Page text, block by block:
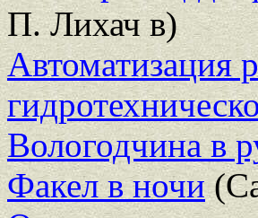
П. Лихач в)
Автоматизация
Вологодчина в
Факел в ночи